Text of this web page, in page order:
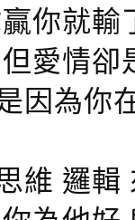
你就輸
愛情卻
因為你
維 邏輯